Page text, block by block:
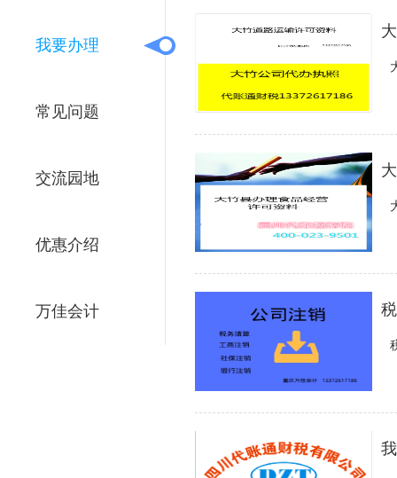
我要办理
常见问题
交流园地
优惠介绍
万佳会计